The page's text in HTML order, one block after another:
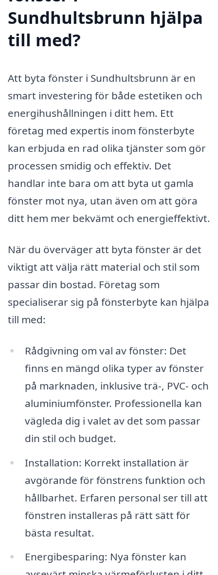
Sundhultsbrunn hjälpa
till med?
Att byta fönster i Sundhultsbrunn är en
smart investering för både estetiken och
energihushållningen i ditt hem. Ett
företag med expertis inom fönsterbyte
kan erbjuda en rad olika tjänster som gör
processen smidig och effektiv. Det
handlar inte bara om att byta ut gamla
fönster mot nya, utan även om att göra
ditt hem mer bekvämt och energieffektivt.
När du överväger att byta fönster är det
viktigt att välja rätt material och stil som
passar din bostad. Företag som
specialiserar sig på fönsterbyte kan hjälpa
till med:
Rådgivning om val av fönster: Det
finns en mängd olika typer av fönster
på marknaden, inklusive trä-, PVC- och
aluminiumfönster. Professionella kan
vägleda dig i valet av det som passar
din stil och budget.
Installation: Korrekt installation är
avgörande för fönstrens funktion och
hållbarhet. Erfaren personal ser till att
fönstren installeras på rätt sätt för
bästa resultat.
Energibesparing: Nya fönster kan